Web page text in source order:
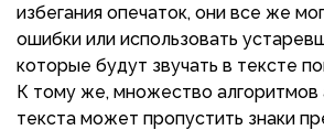
избегания опечаток, они все же
ошибки или использовать
которые будут звучать в тексте
К тому же, множество алгоритмов
текста может пропустить знаки